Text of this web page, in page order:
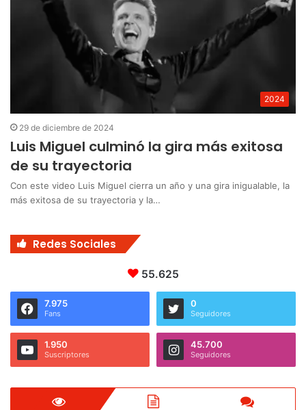
2024
29 de diciembre de 2024
Luis Miguel culminó la gira más exitosa
de su trayectoria
Con este video Luis Miguel cierra un año y una gira inigualable, la
más exitosa de su trayectoria y la…
Redes Sociales
55.625
7.975
Fans
0
Seguidores
1.950
Suscriptores
45.700
Seguidores